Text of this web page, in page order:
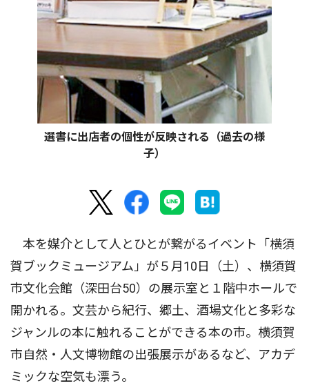
選書に出店者の個性が反映される（過去の様
子）
本を媒介として人とひとが繋がるイベント「横須
賀ブックミュージアム」が５月10日（土）、横須賀
市文化会館（深田台50）の展示室と１階中ホールで
開かれる。文芸から紀行、郷土、酒場文化と多彩な
ジャンルの本に触れることができる本の市。横須賀
市自然・人文博物館の出張展示があるなど、アカデ
ミックな空気も漂う。